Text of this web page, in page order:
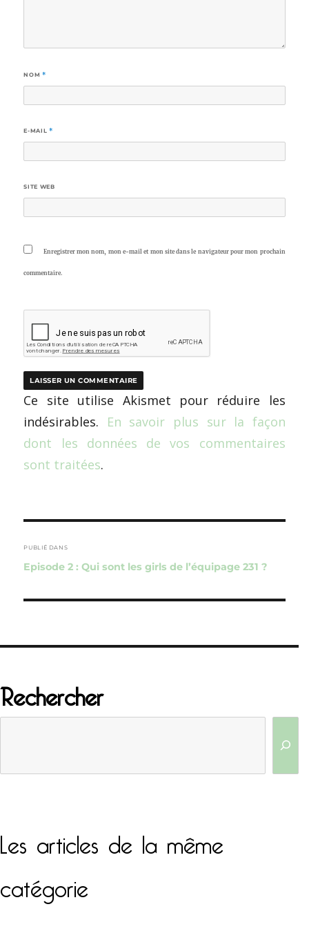
NOM *
E-MAIL *
SITE WEB
Enregistrer mon nom, mon e-mail et mon site dans le navigateur pour mon prochain
commentaire.
Ce site utilise Akismet pour réduire les
indésirables. En savoir plus sur la façon
dont les données de vos commentaires
sont traitées.
de
l’article
PUBLIÉ DANS
Episode 2 : Qui sont les girls de l’équipage 231 ?
Rechercher
Les articles de la même
catégorie